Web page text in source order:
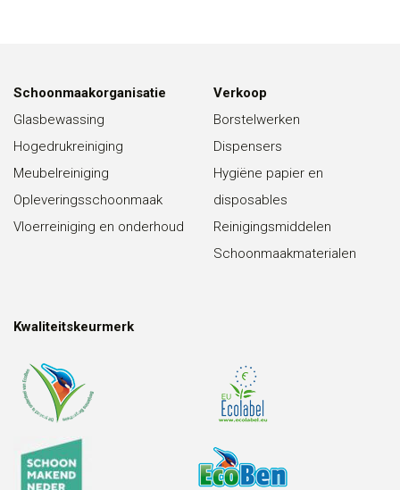
Schoonmaakorganisatie
Glasbewassing
Hogedrukreiniging
Meubelreiniging
Opleveringsschoonmaak
Vloerreiniging en onderhoud
Verkoop
Borstelwerken
Dispensers
Hygiëne papier en
disposables
Reinigingsmiddelen
Schoonmaakmaterialen
Kwaliteitskeurmerk